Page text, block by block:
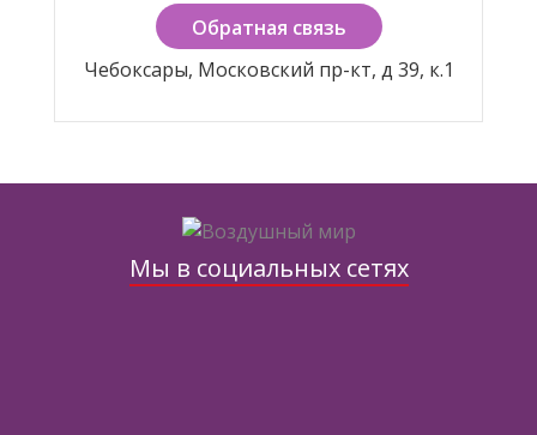
Обратная связь
Чебоксары, Московский пр-кт, д 39, к.1
Мы в социальных сетях